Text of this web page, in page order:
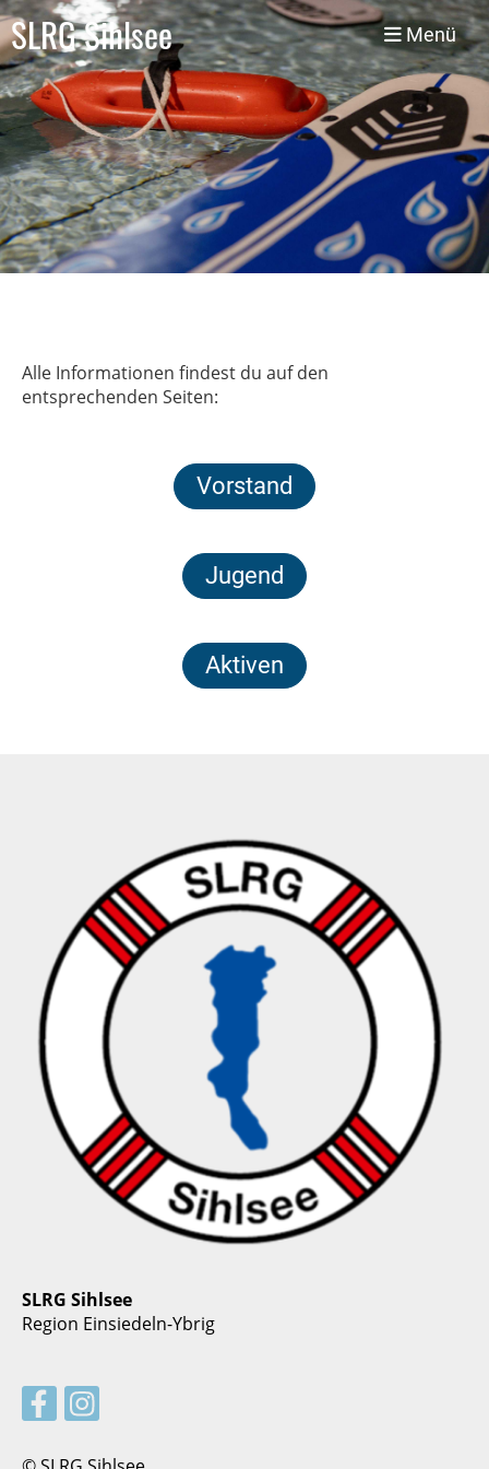
SLRG Sihlsee Menü
Alle Informationen findest du auf den
entsprechenden Seiten:
Vorstand
Jugend
Aktiven
SLRG Sihlsee
Region Einsiedeln-Ybrig